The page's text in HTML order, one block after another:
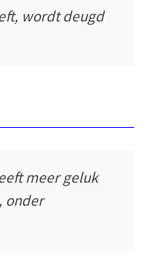
wordt deugd
meer geluk
onder